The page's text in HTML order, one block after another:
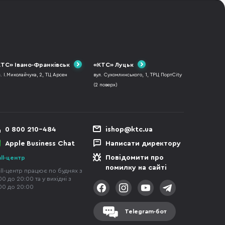
Івано-Франківськ
І.Миколайчука, 2, ТЦ Арсен
«КТС» Луцьк
вул. Сухомлинського, 1, ТРЦ ПортCity
(2 поверх)
0 800 210-484
Apple Business Chat
центр
центр працює по буднях з
до 20:00 та у вихідні з
до 20:00
ishop@ktc.ua
Написати директору
Повідомити про
помилку на сайті
Telegram-бот